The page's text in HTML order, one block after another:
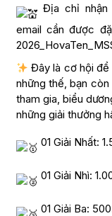
Địa chỉ nhận
email cần được
Đây là cơ hội để
những thế, bạn
tham gia, biểu
những giải thưởng
01 Giải Nhất:
01 Giải Nhì:
01 Giải Ba: